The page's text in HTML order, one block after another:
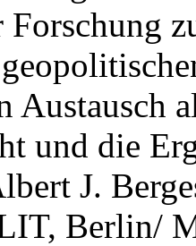
Forschung
Austausch
und die
J.
Berlin/